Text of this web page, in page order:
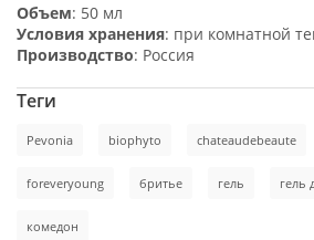
Объем: 50 мл
Условия хранения: при комнатной
Производство: Россия
Теги
Pevonia biophyto chateaudebeaute
foreveryoung бритье гель гель
комедон